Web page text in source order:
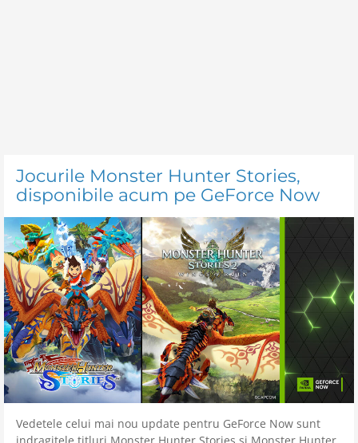
Jocurile Monster Hunter Stories,
disponibile acum pe GeForce Now
Vedetele celui mai nou update pentru GeForce Now sunt